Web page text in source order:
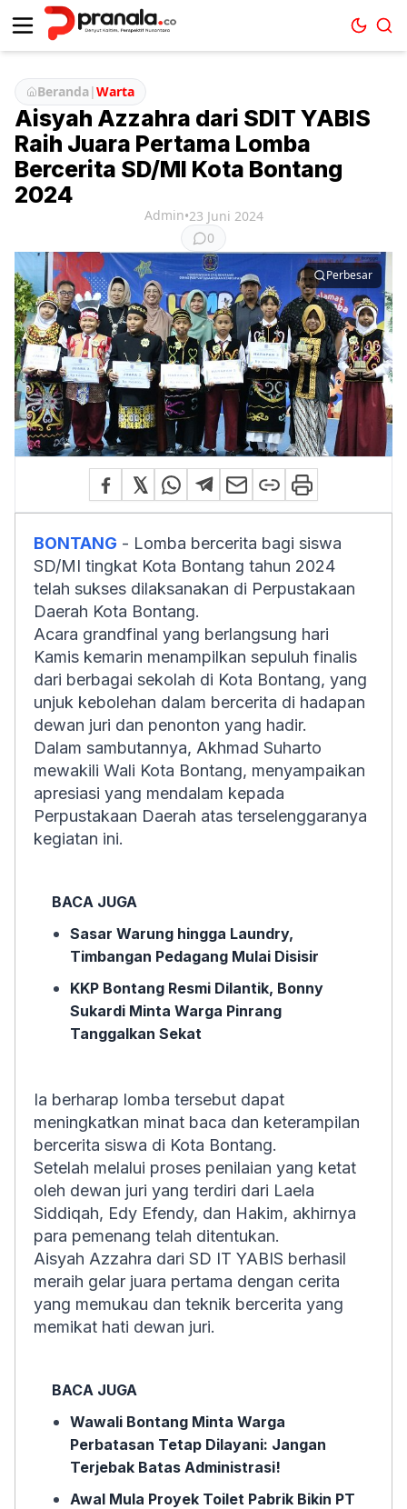
Beranda|Warta
Aisyah Azzahra dari SDIT YABIS
Raih Juara Pertama Lomba
Bercerita SD/MI Kota Bontang
2024
Admin•23 Juni 2024
0
Perbesar
BONTANG - Lomba bercerita bagi siswa
SD/MI tingkat Kota Bontang tahun 2024
telah sukses dilaksanakan di Perpustakaan
Daerah Kota Bontang.
Acara grandfinal yang berlangsung hari
Kamis kemarin menampilkan sepuluh finalis
dari berbagai sekolah di Kota Bontang, yang
unjuk kebolehan dalam bercerita di hadapan
dewan juri dan penonton yang hadir.
Dalam sambutannya, Akhmad Suharto
mewakili Wali Kota Bontang, menyampaikan
apresiasi yang mendalam kepada
Perpustakaan Daerah atas terselenggaranya
kegiatan ini.
BACA JUGA
Sasar Warung hingga Laundry,
Timbangan Pedagang Mulai Disisir
KKP Bontang Resmi Dilantik, Bonny
Sukardi Minta Warga Pinrang
Tanggalkan Sekat
Ia berharap lomba tersebut dapat
meningkatkan minat baca dan keterampilan
bercerita siswa di Kota Bontang.
Setelah melalui proses penilaian yang ketat
oleh dewan juri yang terdiri dari Laela
Siddiqah, Edy Efendy, dan Hakim, akhirnya
para pemenang telah ditentukan.
Aisyah Azzahra dari SD IT YABIS berhasil
meraih gelar juara pertama dengan cerita
yang memukau dan teknik bercerita yang
memikat hati dewan juri.
BACA JUGA
Wawali Bontang Minta Warga
Perbatasan Tetap Dilayani: Jangan
Terjebak Batas Administrasi!
Awal Mula Proyek Toilet Pabrik Bikin PT